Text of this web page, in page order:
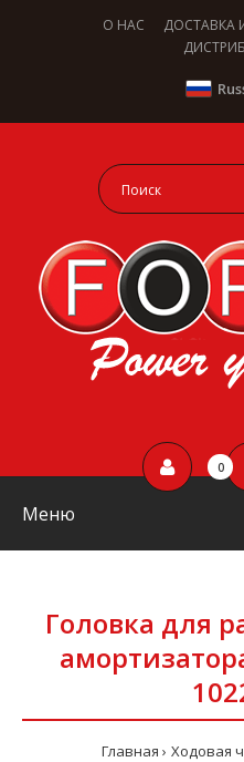
О НАС ДОСТАВКА
0
Меню
Головка для
Главная Ходовая